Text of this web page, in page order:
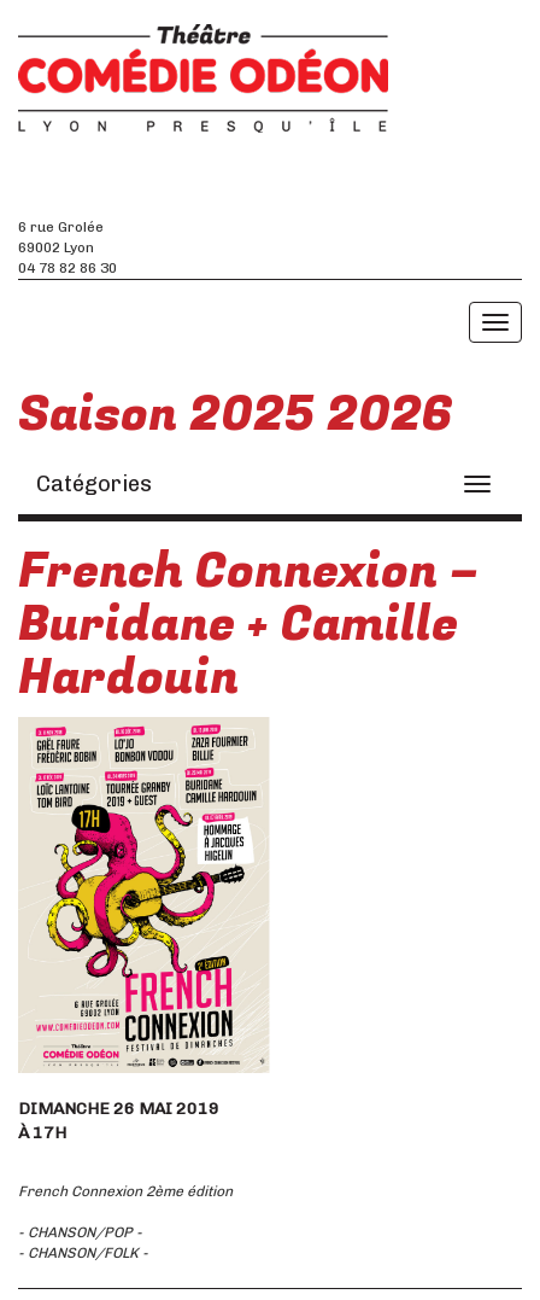
6 rue Grolée
69002 Lyon
04 78 82 86 30
Toggle
Saison 2025 2026
Toggle
Catégories
French Connexion –
Buridane + Camille
Hardouin
DIMANCHE 26 MAI 2019
À 17H
French Connexion 2ème édition
- CHANSON/POP -
- CHANSON/FOLK -